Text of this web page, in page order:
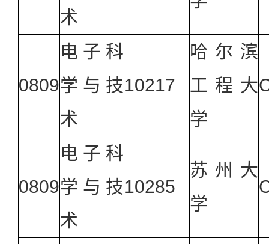
术
0809
电子科
学与技
术
10217
哈尔滨
工程大
学
0809
电子科
学与技
术
10285
苏州大
学